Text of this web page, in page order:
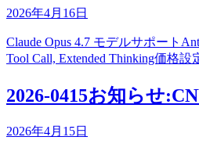
2026年4月16日
Claude Opus 4.7 モデルサポート
Tool Call, Extended Thinking価格設
2026-0415お知らせ
2026年4月15日